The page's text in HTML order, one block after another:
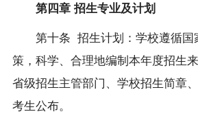
第四章 招生专业及计划
第十条 招生计划：学校遵循国
策，科学、合理地编制本年度招生
省级招生主管部门、学校招生简章
考生公布。